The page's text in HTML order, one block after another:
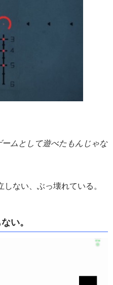
ムとして遊べたもんじゃな
ない、ぶっ壊れている。
い。